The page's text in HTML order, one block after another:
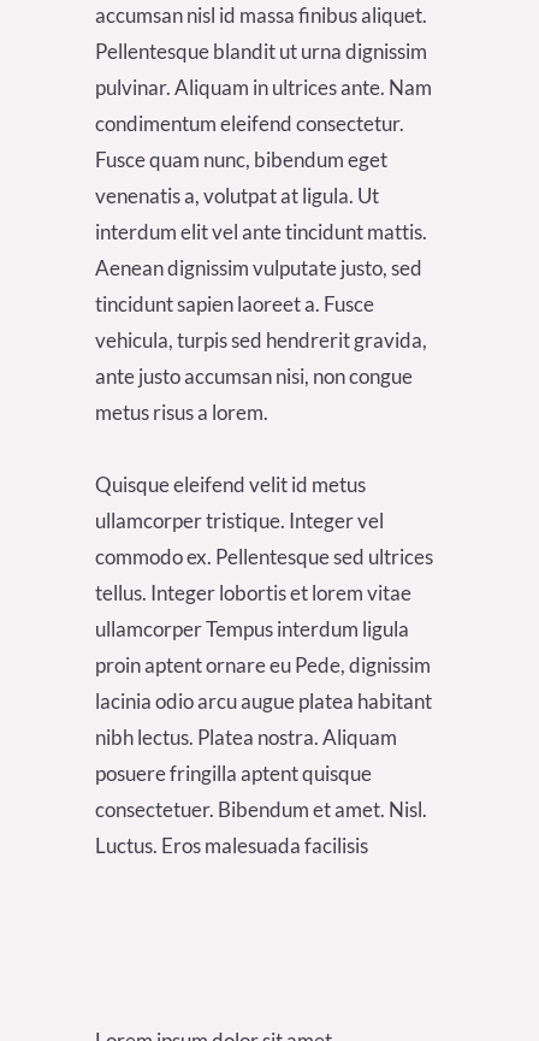
accumsan nisl id massa finibus aliquet.
Pellentesque blandit ut urna dignissim
pulvinar. Aliquam in ultrices ante. Nam
condimentum eleifend consectetur.
Fusce quam nunc, bibendum eget
venenatis a, volutpat at ligula. Ut
interdum elit vel ante tincidunt mattis.
Aenean dignissim vulputate justo, sed
tincidunt sapien laoreet a. Fusce
vehicula, turpis sed hendrerit gravida,
ante justo accumsan nisi, non congue
metus risus a lorem.
Quisque eleifend velit id metus
ullamcorper tristique. Integer vel
commodo ex. Pellentesque sed ultrices
tellus. Integer lobortis et lorem vitae
ullamcorper Tempus interdum ligula
proin aptent ornare eu Pede, dignissim
lacinia odio arcu augue platea habitant
nibh lectus. Platea nostra. Aliquam
posuere fringilla aptent quisque
consectetuer. Bibendum et amet. Nisl.
Luctus. Eros malesuada facilisis